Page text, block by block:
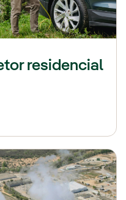
residencial